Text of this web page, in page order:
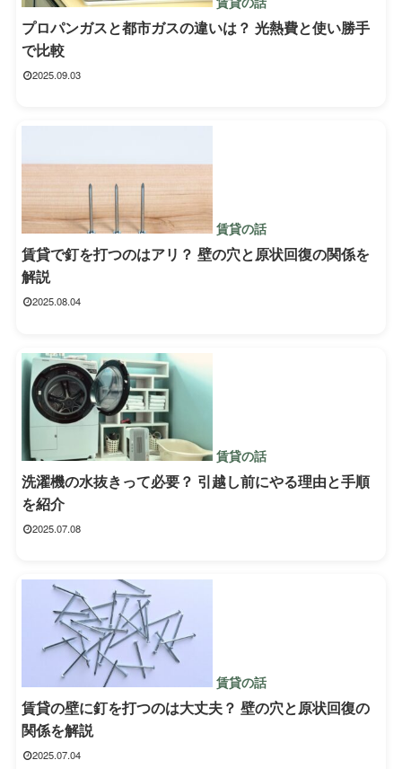
プロパンガスと都市ガスの違いは？ 光熱費と使い勝手
で比較
2025.09.03
賃貸の話
賃貸で釘を打つのはアリ？ 壁の穴と原状回復の関係を
解説
2025.08.04
賃貸の話
洗濯機の水抜きって必要？ 引越し前にやる理由と手順
を紹介
2025.07.08
賃貸の話
賃貸の壁に釘を打つのは大丈夫？ 壁の穴と原状回復の
関係を解説
2025.07.04